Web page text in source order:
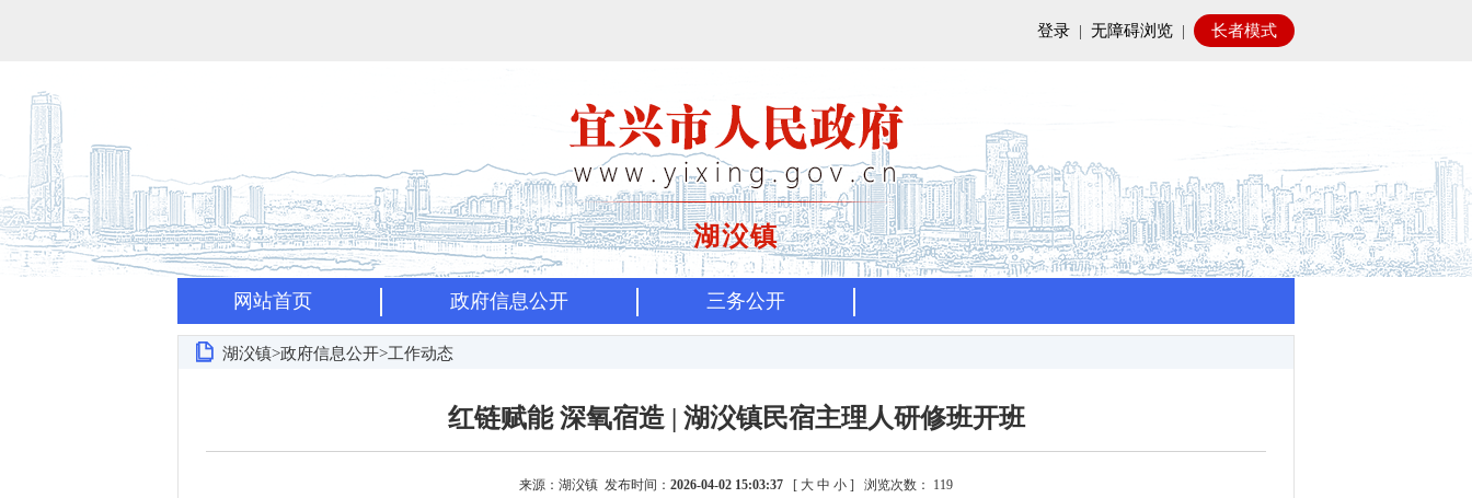
登录 | 无障碍浏览 | 长者模式
湖㳇镇
网站首页 政府信息公开 三务公开
湖㳇镇>政府信息公开>工作动态
红链赋能 深氧宿造 | 湖㳇镇民宿主理人研修班开班
来源：湖㳇镇 发布时间： 2026-04-02 15:03:37 [ 大 中 小 ] 浏览次数： 119